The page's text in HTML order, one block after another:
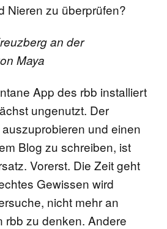
Nieren zu überprüfen?
an der
Maya
App des rbb installiert
ungenutzt. Der
und einen
Blog zu schreiben, ist
Vorerst. Die Zeit geht
Gewissen wird
nicht mehr an
rbb zu denken. Andere